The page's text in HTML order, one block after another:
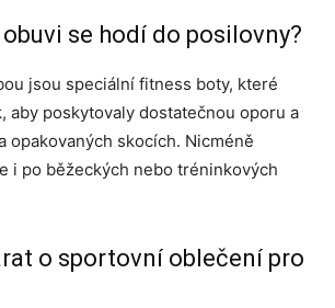
se hodí do posilovny?
jsou speciální fitness boty, které
aby poskytovaly dostatečnou oporu a
opakovaných skocích. Nicméně
i po běžeckých nebo tréninkových
o sportovní oblečení pro